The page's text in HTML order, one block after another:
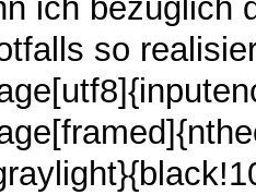
ich bezüglich
so